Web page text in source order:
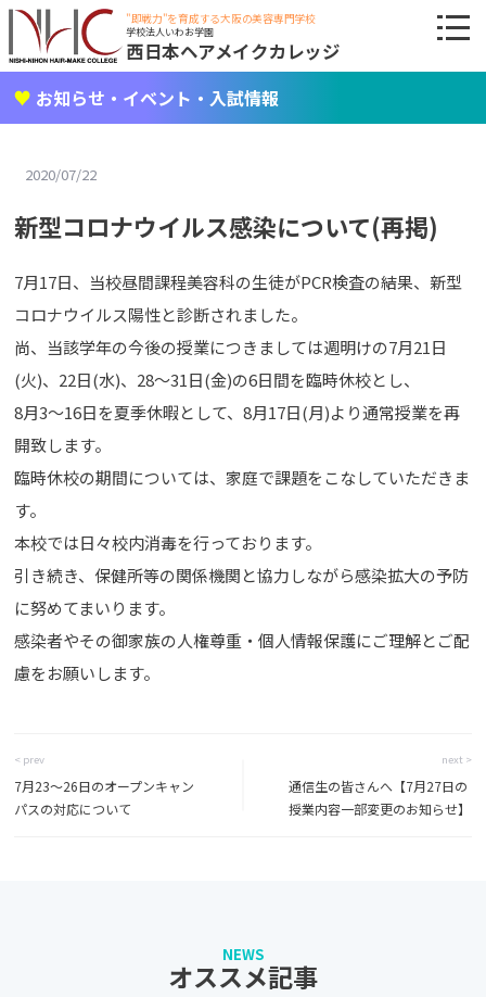
"即戦力"を育成する大阪の美容専門学校
学校法人いわお学園
西日本ヘアメイクカレッジ
お知らせ・イベント・入試情報
2020/07/22
新型コロナウイルス感染について(再掲)
7月17日、当校昼間課程美容科の生徒がPCR検査の結果、新型
コロナウイルス陽性と診断されました。
尚、当該学年の今後の授業につきましては週明けの7月21日
(火)、22日(水)、28～31日(金)の6日間を臨時休校とし、
8月3～16日を夏季休暇として、8月17日(月)より通常授業を再
開致します。
臨時休校の期間については、家庭で課題をこなしていただきま
す。
本校では日々校内消毒を行っております。
引き続き、保健所等の関係機関と協力しながら感染拡大の予防
に努めてまいります。
感染者やその御家族の人権尊重・個人情報保護にご理解とご配
慮をお願いします。
< prev
7月23～26日のオープンキャン
パスの対応について
next >
通信生の皆さんへ【7月27日の
授業内容一部変更のお知らせ】
NEWS
オススメ記事